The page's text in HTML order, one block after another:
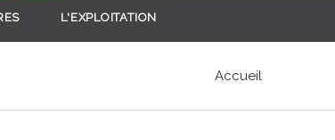
L'EXPLOITATION
Accueil